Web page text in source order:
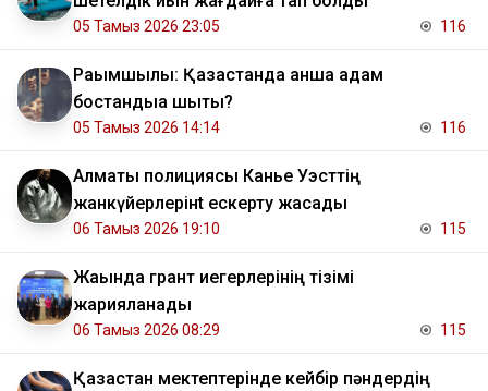
05 Тамыз 2026 23:05 116
Рақымшылық: Қазақстанда қанша адам
бостандыққа шықты?
05 Тамыз 2026 14:14 116
Алматы полициясы Канье Уэсттің
жанкүйерлерінt ескерту жасады
06 Тамыз 2026 19:10 115
Жақында грант иегерлерінің тізімі
жарияланады
06 Тамыз 2026 08:29 115
Қазақстан мектептерінде кейбір пәндердің